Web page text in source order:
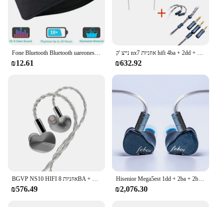
Fone Bluetooth Bluetooth uareones ספורט שינה אלסטי אוזניות מוסיקה עיניים מסכה מסכה אלחוטית bluet' אוזניות
₪12.61
נייצ 'ק nx7 אוזניות hifi 4ba + 2dd + Pzt קווית קווית צג אוזניות עם 0.78 להסרה מ "מ 2pin 3.5/4.4 מ" מ
₪632.92
BGVP NS10 HIFI אוזניות 8BA + 2DD היברידי כונן יחידה באוזן Wired צג אוזניות עם 3-ב-1 להחלפה תקע MMCX כבל Earbud
₪576.49
Hisenior Mega5est 1dd + 2ba + 2ba + 2ba + 2ba + 2ba + 2ba + 2ba + 2ba + התקן מקצועי 2ba
₪2,076.30